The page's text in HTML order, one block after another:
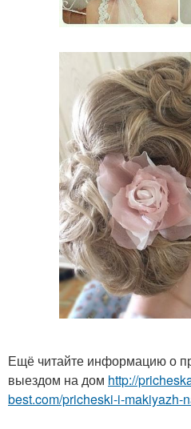
Ещё читайте информацию о
выездом на дом http://
best.com/pricheski-i-makiyazh-